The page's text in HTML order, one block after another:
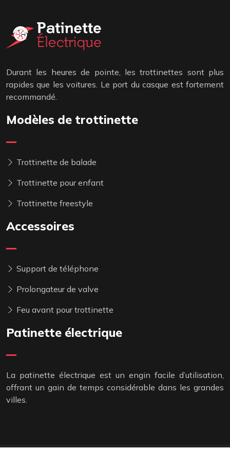
Durant les heures de pointe, les trottinettes sont plus
rapides que les voitures. Le port du casque est fortement
recommandé.
Modèles de trottinette
Trottinette de balade
Trottinette pour enfant
Trottinette freestyle
Accessoires
Support de téléphone
Prolongateur de valve
Feu avant pour trottinette
Patinette électrique
La patinette électrique est un engin facile d’utilisation,
offrant un gain de temps considérable dans les grandes
villes.